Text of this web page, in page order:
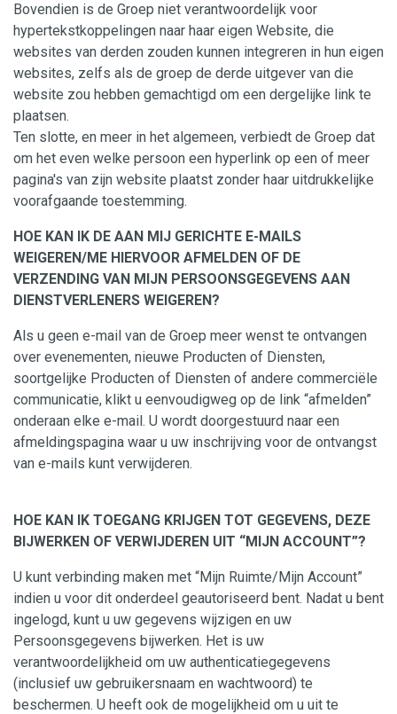
Bovendien is de Groep niet verantwoordelijk voor
hypertekstkoppelingen naar haar eigen Website, die
websites van derden zouden kunnen integreren in hun eigen
websites, zelfs als de groep de derde uitgever van die
website zou hebben gemachtigd om een dergelijke link te
plaatsen.
Ten slotte, en meer in het algemeen, verbiedt de Groep dat
om het even welke persoon een hyperlink op een of meer
pagina's van zijn website plaatst zonder haar uitdrukkelijke
voorafgaande toestemming.
HOE KAN IK DE AAN MIJ GERICHTE E-MAILS
WEIGEREN/ME HIERVOOR AFMELDEN OF DE
VERZENDING VAN MIJN PERSOONSGEGEVENS AAN
DIENSTVERLENERS WEIGEREN?
Als u geen e-mail van de Groep meer wenst te ontvangen
over evenementen, nieuwe Producten of Diensten,
soortgelijke Producten of Diensten of andere commerciële
communicatie, klikt u eenvoudigweg op de link “afmelden”
onderaan elke e-mail. U wordt doorgestuurd naar een
afmeldingspagina waar u uw inschrijving voor de ontvangst
van e-mails kunt verwijderen.
HOE KAN IK TOEGANG KRIJGEN TOT GEGEVENS, DEZE
BIJWERKEN OF VERWIJDEREN UIT “MIJN ACCOUNT”?
U kunt verbinding maken met “Mijn Ruimte/Mijn Account”
indien u voor dit onderdeel geautoriseerd bent. Nadat u bent
ingelogd, kunt u uw gegevens wijzigen en uw
Persoonsgegevens bijwerken. Het is uw
verantwoordelijkheid om uw authenticatiegegevens
(inclusief uw gebruikersnaam en wachtwoord) te
beschermen. U heeft ook de mogelijkheid om u uit te